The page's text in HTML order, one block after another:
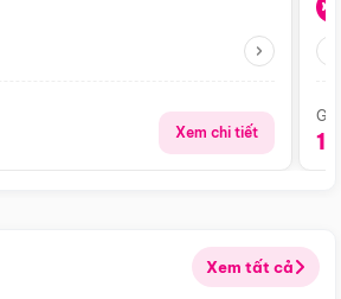
Xem chi tiết
Xem tất cả
Điểm nổi bật